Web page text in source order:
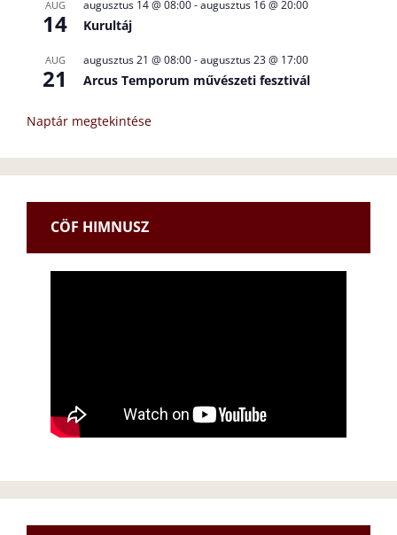
AUG
14
augusztus 14 @ 08:00-augusztus 16 @ 20:00
Kurultáj
AUG
21
augusztus 21 @ 08:00-augusztus 23 @ 17:00
Arcus Temporum művészeti fesztivál
Naptár megtekintése
CÖF HIMNUSZ